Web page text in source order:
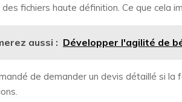
fichiers haute définition. Ce que cela
aussi : Développer l'agilité de
de demander un devis détaillé si la